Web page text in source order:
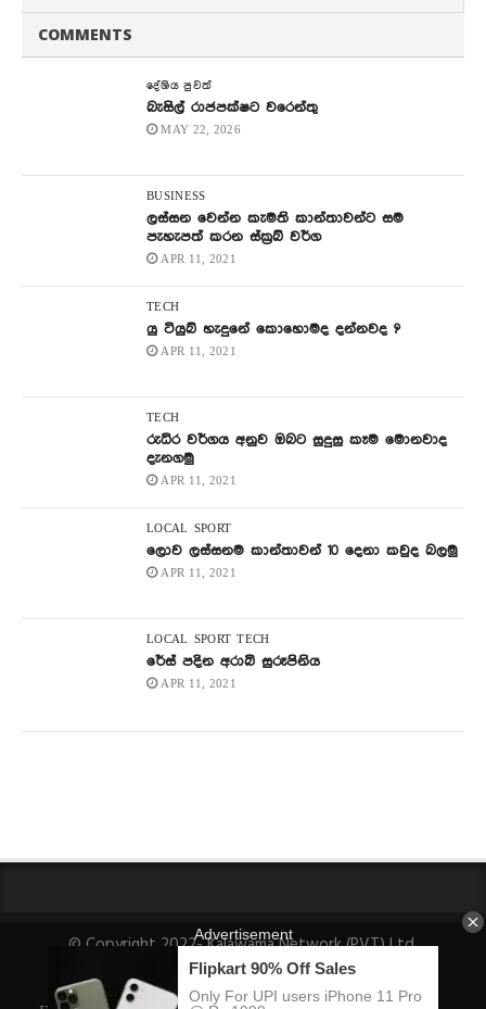
COMMENTS
දේශිය පුවත්
බැසිල් රාජපක්ෂට වරෙන්තු
MAY 22, 2026
BUSINESS
ලස්සන වෙන්න කැමති කාන්තාවන්ට සම
පැහැපත් කරන ස්ක්‍රබ් වර්ග
APR 11, 2021
TECH
යු ටියුබ් හැදුනේ කොහොමද දන්නවද ?
APR 11, 2021
TECH
රුධිර වර්ගය අනුව ඔබට සුදුසු කෑම මොනවාද
දැනගමු
APR 11, 2021
LOCAL SPORT
ලොව ලස්සනම කාන්තාවන් 10 දෙනා කවුද බලමු
APR 11, 2021
LOCAL SPORT TECH
රේස් පදින අරාබි සුරූපිනිය
APR 11, 2021
© Copyright 2022- Kalawama Network (PVT) Ltd.
About Us Fact-Checking Policy Privacy Policy